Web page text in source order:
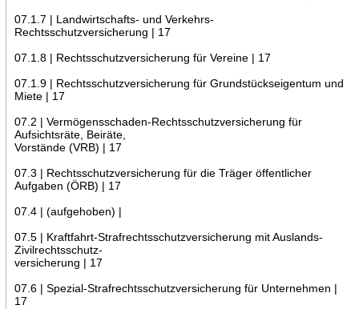
07.1.7 | Landwirtschafts- und Verkehrs-
Rechtsschutzversicherung | 17
07.1.8 | Rechtsschutzversicherung für Vereine | 17
07.1.9 | Rechtsschutzversicherung für Grundstückseigentum und
Miete | 17
07.2 | Vermögensschaden-Rechtsschutzversicherung für
Aufsichtsräte, Beiräte,
Vorstände (VRB) | 17
07.3 | Rechtsschutzversicherung für die Träger öffentlicher
Aufgaben (ÖRB) | 17
07.4 | (aufgehoben) |
07.5 | Kraftfahrt-Strafrechtsschutzversicherung mit Auslands-
Zivilrechtsschutz-
versicherung | 17
07.6 | Spezial-Strafrechtsschutzversicherung für Unternehmen |
17